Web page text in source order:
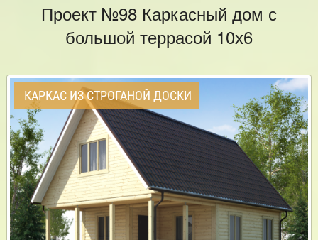
Проект №98 Каркасный дом с
большой террасой 10х6
КАРКАС ИЗ СТРОГАНОЙ ДОСКИ